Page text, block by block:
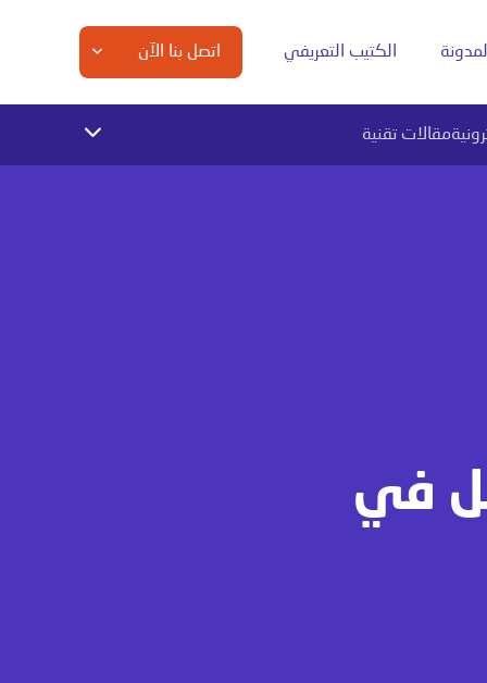
المدونة الكتيب التعريفي اتصل بنا الآن
مقالات تقنية
في